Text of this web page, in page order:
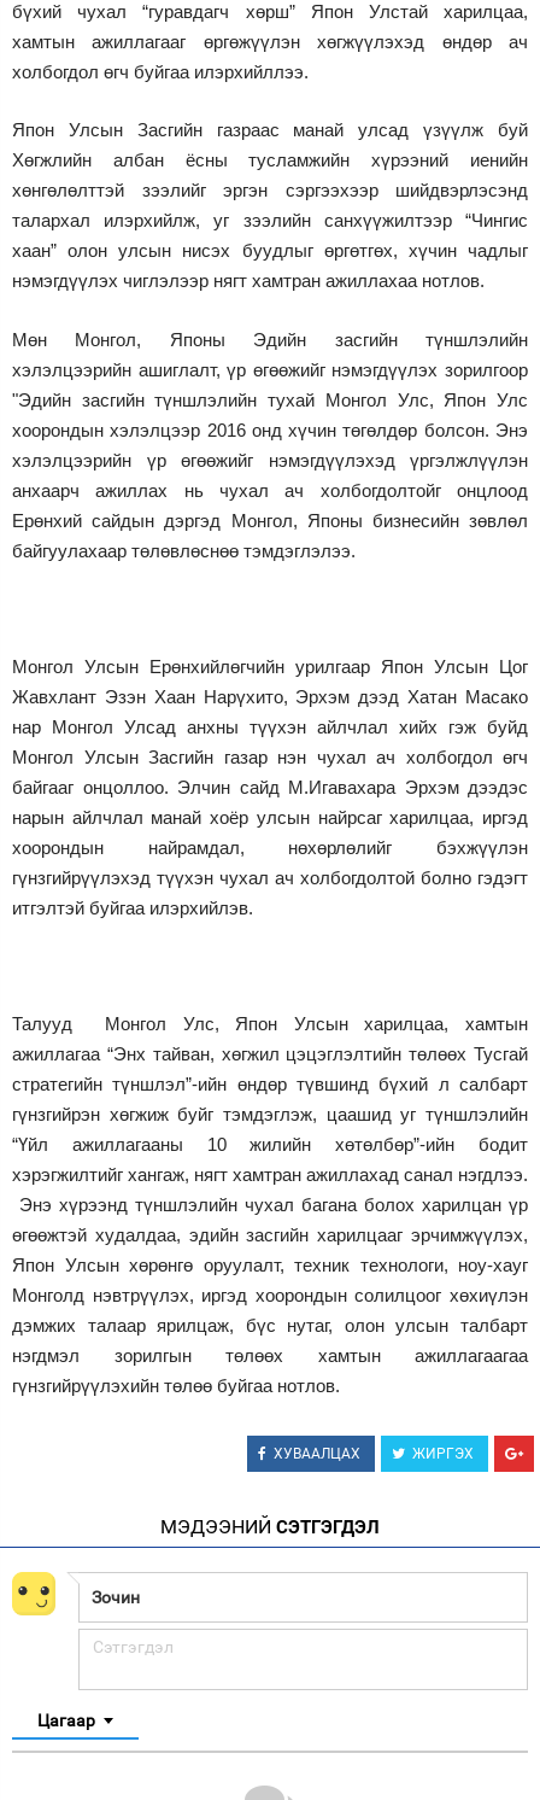
бүхий чухал “гуравдагч хөрш” Япон Улстай харилцаа,
хамтын ажиллагааг өргөжүүлэн хөгжүүлэхэд өндөр ач
холбогдол өгч буйгаа илэрхийллээ.
Япон Улсын Засгийн газраас манай улсад үзүүлж буй
Хөгжлийн албан ёсны тусламжийн хүрээний иенийн
хөнгөлөлттэй зээлийг эргэн сэргээхээр шийдвэрлэсэнд
талархал илэрхийлж, уг зээлийн санхүүжилтээр “Чингис
хаан” олон улсын нисэх буудлыг өргөтгөх, хүчин чадлыг
нэмэгдүүлэх чиглэлээр нягт хамтран ажиллахаа нотлов.
Мөн Монгол, Японы Эдийн засгийн түншлэлийн
хэлэлцээрийн ашиглалт, үр өгөөжийг нэмэгдүүлэх зорилгоор
"Эдийн засгийн түншлэлийн тухай Монгол Улс, Япон Улс
хоорондын хэлэлцээр 2016 онд хүчин төгөлдөр болсон. Энэ
хэлэлцээрийн үр өгөөжийг нэмэгдүүлэхэд үргэлжлүүлэн
анхаарч ажиллах нь чухал ач холбогдолтойг онцлоод
Ерөнхий сайдын дэргэд Монгол, Японы бизнесийн зөвлөл
байгуулахаар төлөвлөснөө тэмдэглэлээ.
Монгол Улсын Ерөнхийлөгчийн урилгаар Япон Улсын Цог
Жавхлант Эзэн Хаан Нарүхито, Эрхэм дээд Хатан Масако
нар Монгол Улсад анхны түүхэн айлчлал хийх гэж буйд
Монгол Улсын Засгийн газар нэн чухал ач холбогдол өгч
байгааг онцоллоо. Элчин сайд М.Игавахара Эрхэм дээдэс
нарын айлчлал манай хоёр улсын найрсаг харилцаа, иргэд
хоорондын найрамдал, нөхөрлөлийг бэхжүүлэн
гүнзгийрүүлэхэд түүхэн чухал ач холбогдолтой болно гэдэгт
итгэлтэй буйгаа илэрхийлэв.
Талууд Монгол Улс, Япон Улсын харилцаа, хамтын
ажиллагаа “Энх тайван, хөгжил цэцэглэлтийн төлөөх Тусгай
стратегийн түншлэл”-ийн өндөр түвшинд бүхий л салбарт
гүнзгийрэн хөгжиж буйг тэмдэглэж, цаашид уг түншлэлийн
“Үйл ажиллагааны 10 жилийн хөтөлбөр”-ийн бодит
хэрэгжилтийг хангаж, нягт хамтран ажиллахад санал нэгдлээ.
Энэ хүрээнд түншлэлийн чухал багана болох харилцан үр
өгөөжтэй худалдаа, эдийн засгийн харилцааг эрчимжүүлэх,
Япон Улсын хөрөнгө оруулалт, техник технологи, ноу-хауг
Монголд нэвтрүүлэх, иргэд хоорондын солилцоог хөхиүлэн
дэмжих талаар ярилцаж, бүс нутаг, олон улсын талбарт
нэгдмэл зорилгын төлөөх хамтын ажиллагаагаа
гүнзгийрүүлэхийн төлөө буйгаа нотлов.
ХУВААЛЦАХ ЖИРГЭХ
МЭДЭЭНИЙ СЭТГЭГДЭЛ
Цагаар